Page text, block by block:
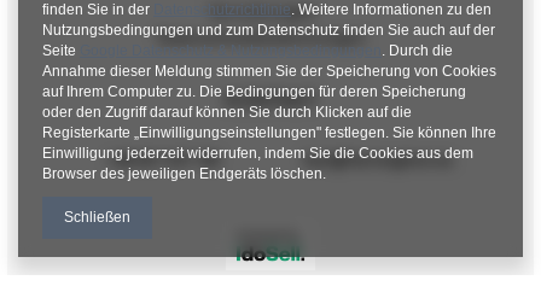
Verordnungen
Datenschutzbestimmungen
KONTAKT
+48 601 547 740 hurt@factoryprice.eu
finden Sie in der
Datenschutzrichtlinie. Weitere Informationen zu den
Nutzungsbedingungen und zum Datenschutz finden Sie auch auf der
Seite
Google Datenschutz & Nutzungsbedingungen . Durch die
Annahme dieser Meldung stimmen Sie der Speicherung von Cookies
auf Ihrem Computer zu. Die Bedingungen für deren Speicherung
oder den Zugriff darauf können Sie durch Klicken auf die
Registerkarte „Einwilligungseinstellungen" festlegen. Sie können Ihre
Einwilligung jederzeit widerrufen, indem Sie die Cookies aus dem
Browser des jeweiligen Endgeräts löschen.
Schließen